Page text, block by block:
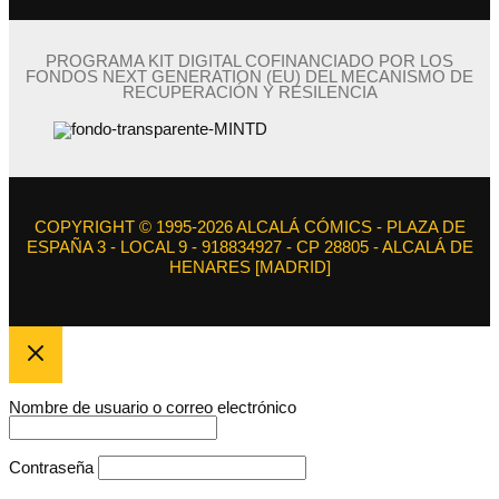
PROGRAMA KIT DIGITAL COFINANCIADO POR LOS
FONDOS NEXT GENERATION (EU) DEL MECANISMO DE
RECUPERACIÓN Y RESILENCIA
COPYRIGHT © 1995-2026 ALCALÁ CÓMICS - PLAZA DE
ESPAÑA 3 - LOCAL 9 - 918834927 - CP 28805 - ALCALÁ DE
HENARES [MADRID]
Nombre de usuario o correo electrónico
Contraseña